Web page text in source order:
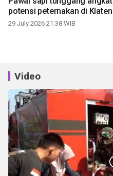
potensi peternakan di Klaten
29 July 2026 21:38 WIB
Video